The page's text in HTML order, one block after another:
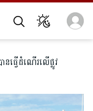
ធ្វើដំណើរលើផ្លូវ